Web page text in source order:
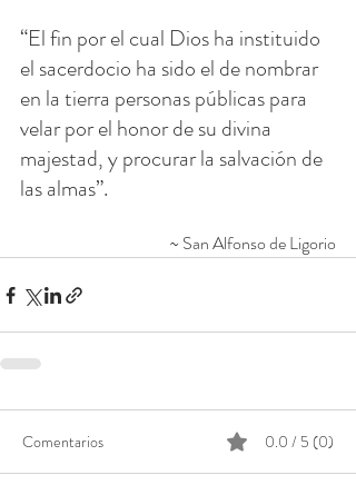
“El fin por el cual Dios ha instituido
el sacerdocio ha sido el de nombrar
en la tierra personas públicas para
velar por el honor de su divina
majestad, y procurar la salvación de
las almas”.
~ San Alfonso de Ligorio
Comentarios 0.0 / 5 (0)